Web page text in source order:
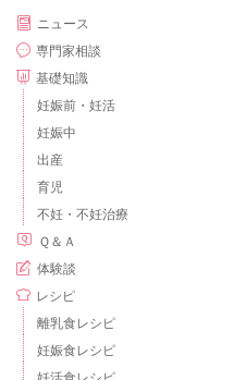
ニュース
専門家相談
基礎知識
妊娠前・妊活
妊娠中
出産
育児
不妊・不妊治療
Ｑ＆Ａ
体験談
レシピ
離乳食レシピ
妊娠食レシピ